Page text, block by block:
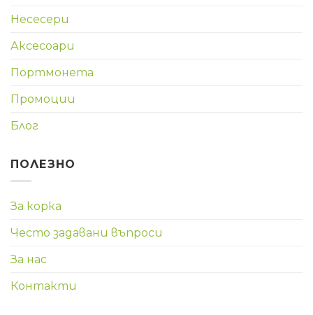
Несесери
Аксесоари
Портмонета
Промоции
Блог
ПОЛЕЗНО
За корка
Често задавани въпроси
За нас
Контакти